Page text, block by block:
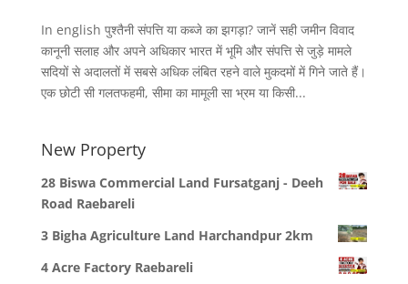
In english पुश्तैनी संपत्ति या कब्जे का झगड़ा? जानें सही जमीन विवाद
कानूनी सलाह और अपने अधिकार भारत में भूमि और संपत्ति से जुड़े मामले
सदियों से अदालतों में सबसे अधिक लंबित रहने वाले मुकदमों में गिने जाते हैं।
एक छोटी सी गलतफहमी, सीमा का मामूली सा भ्रम या किसी...
New Property
28 Biswa Commercial Land Fursatganj - Deeh
Road Raebareli
3 Bigha Agriculture Land Harchandpur 2km
4 Acre Factory Raebareli